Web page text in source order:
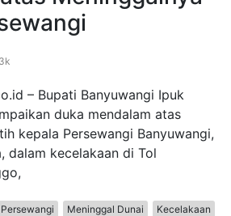
– Bupati Banyuwangi Ipuk
duka mendalam atas
kepala Persewangi Banyuwangi,
dalam kecelakaan di Tol
Meninggal Dunai
Kecelakaan